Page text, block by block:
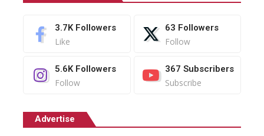
3.7K Followers
Like
63 Followers
Follow
5.6K Followers
Follow
367 Subscribers
Subscribe
Advertise